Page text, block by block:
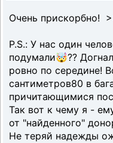
Очень прискорбно!
P.S.: У нас один
подумали🤯??
ровно по середине!
сантиметров80 в
причитающимися
Так вот к чему я -
от "найденного"
Не теряй надежды